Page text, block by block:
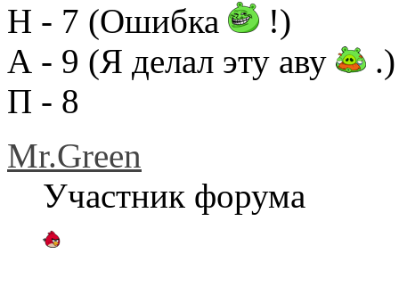
Н - 7 (Ошибка
!)
А - 9 (Я делал эту аву
.)
П - 8
Mr.Green
Участник форума